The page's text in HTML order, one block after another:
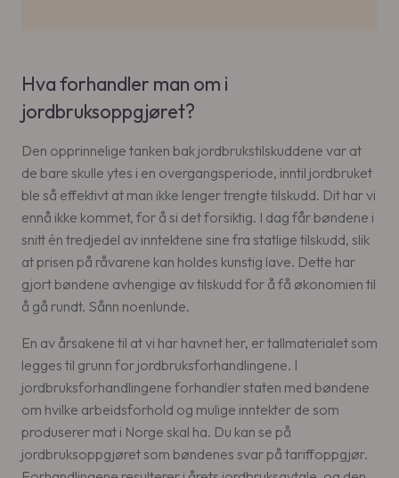
Hva forhandler man om i
jordbruksoppgjøret?
Den opprinnelige tanken bak jordbrukstilskuddene var at
de bare skulle ytes i en overgangsperiode, inntil jordbruket
ble så effektivt at man ikke lenger trengte tilskudd. Dit har vi
ennå ikke kommet, for å si det forsiktig. I dag får bøndene i
snitt én tredjedel av inntektene sine fra statlige tilskudd, slik
at prisen på råvarene kan holdes kunstig lave. Dette har
gjort bøndene avhengige av tilskudd for å få økonomien til
å gå rundt. Sånn noenlunde.
En av årsakene til at vi har havnet her, er tallmaterialet som
legges til grunn for jordbruksforhandlingene. I
jordbruksforhandlingene forhandler staten med bøndene
om hvilke arbeidsforhold og mulige inntekter de som
produserer mat i Norge skal ha. Du kan se på
jordbruksoppgjøret som bøndenes svar på tariffoppgjør.